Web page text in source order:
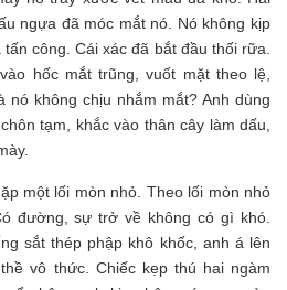
ngựa đã móc mắt nó. Nó không kịp
công. Cái xác đã bắt đầu thối rữa.
hốc mắt trũng, vuốt mặt theo lệ,
nó không chịu nhắm mắt? Anh dùng
tạm, khắc vào thân cây làm dấu,
một lối mòn nhỏ. Theo lối mòn nhỏ
đường, sự trở về không có gì khó.
sắt thép phập khô khốc, anh á lên
vô thức. Chiếc kẹp thú hai ngàm